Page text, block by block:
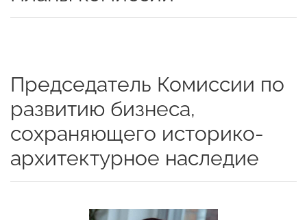
Председатель Комиссии по
развитию бизнеса,
сохраняющего историко-
архитектурное наследие